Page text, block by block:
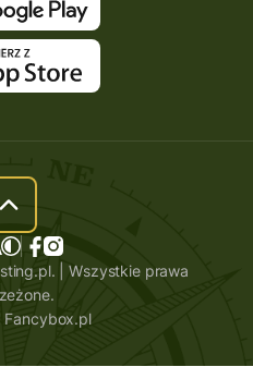
| Wszystkie prawa
Fancybox.pl